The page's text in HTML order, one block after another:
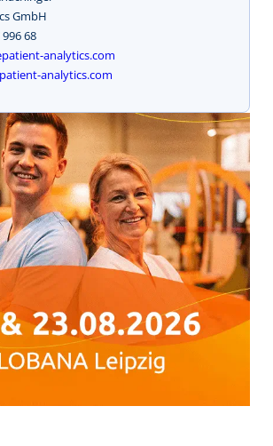
GmbH
996 68
analytics.com
analytics.com